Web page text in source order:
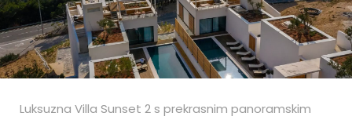
Luksuzna Villa Sunset 2 s prekrasnim panoramskim